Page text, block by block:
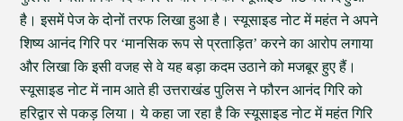
है। इसमें पेज के दोनों तरफ लिखा हुआ है। स्यूसाइड नोट में महंत ने अपने
शिष्य आनंद गिरि पर ‘मानसिक रूप से प्रताड़ित’ करने का आरोप लगाया
और लिखा कि इसी वजह से वे यह बड़ा कदम उठाने को मजबूर हुए हैं।
स्यूसाइड नोट में नाम आते ही उत्तराखंड पुलिस ने फौरन आनंद गिरि को
हरिद्वार से पकड़ लिया। ये कहा जा रहा है कि स्यूसाइड नोट में महंत गिरि